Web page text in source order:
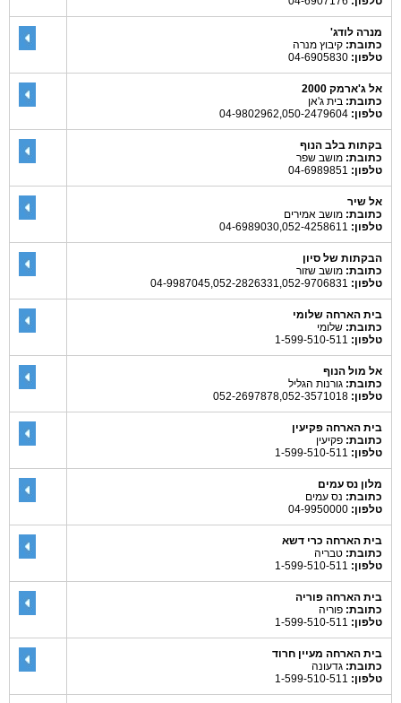
מנרה לודג'
כתובת: קיבוץ מנרה
טלפון:
אל ג'ארמק 2000
כתובת: בית ג'אן
טלפון:
בקתות בלב הנוף
כתובת: מושב שפר
טלפון:
אל שיר
כתובת: מושב אמירים
טלפון:
הבקתות של סיון
כתובת: מושב שזור
טלפון:
בית הארחה שלומי
כתובת: שלומי
טלפון:
אל מול הנוף
כתובת: גורנות הגליל
טלפון:
בית הארחה פקיעין
כתובת: פקיעין
טלפון:
מלון נס עמים
כתובת: נס עמים
טלפון:
בית הארחה כרי דשא
כתובת: טבריה
טלפון:
בית הארחה פוריה
כתובת: פוריה
טלפון:
בית הארחה מעיין חרוד
כתובת: גדעונה
טלפון: